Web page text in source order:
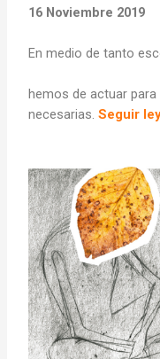
16 Noviembre 2019
En medio de tanto
hemos de actuar
necesarias.Seguir